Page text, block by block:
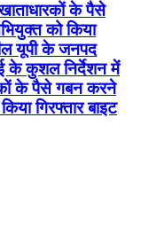
के पैसे
को किया
यूपी के जनपद
के कुशल निर्देशन में
के पैसे गबन करने
गिरफ्तार बाइट